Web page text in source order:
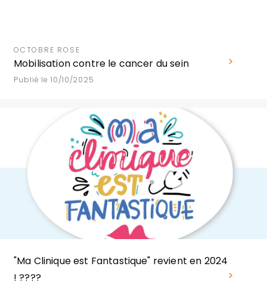
OCTOBRE ROSE
Mobilisation contre le cancer du sein
Publié le 10/10/2025
"Ma Clinique est Fantastique" revient en 2024
! ????